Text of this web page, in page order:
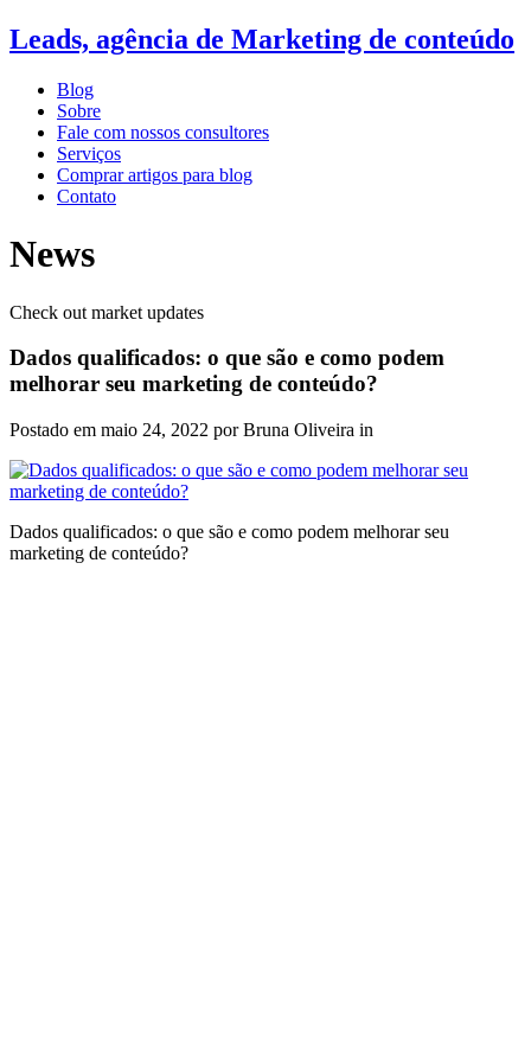
Leads, agência de Marketing de conteúdo
Blog
Sobre
Fale com nossos consultores
Serviços
Comprar artigos para blog
Contato
News
Check out market updates
Dados qualificados: o que são e como podem
melhorar seu marketing de conteúdo?
Postado em maio 24, 2022 por Bruna Oliveira in
Dados qualificados: o que são e como podem melhorar seu
marketing de conteúdo?